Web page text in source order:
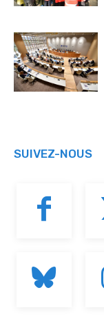
SUIVEZ-NOUS